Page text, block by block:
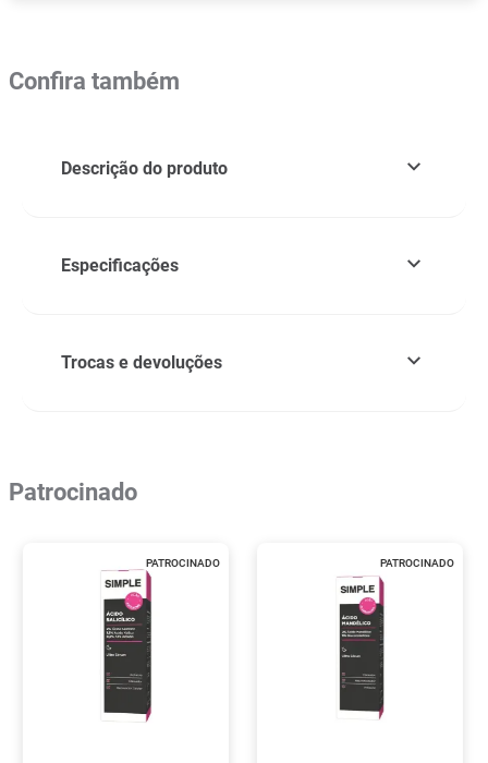
Confira também
Descrição do produto
Especificações
Trocas e devoluções
Patrocinado
PATROCINADO PATROCINADO